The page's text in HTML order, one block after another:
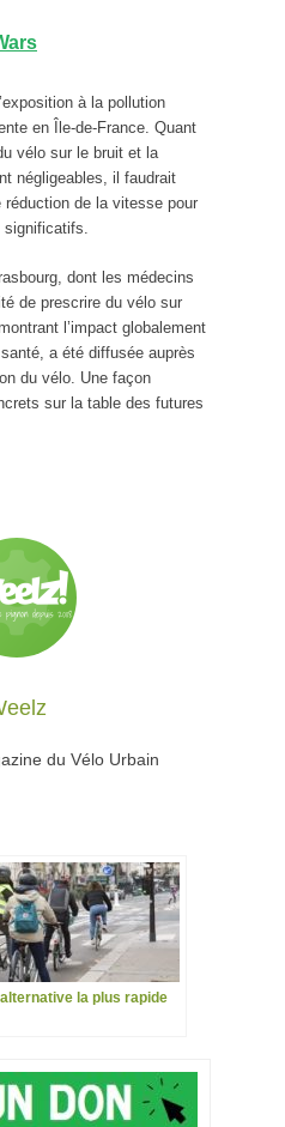
à la pollution
en Île-de-France. Quant
vélo sur le bruit et la
négligeables, il faudrait
réduction de la vitesse pour
significatifs.
dont les médecins
de prescrire du vélo sur
l’impact globalement
a été diffusée auprès
du vélo. Une façon
sur la table des futures
du Vélo Urbain
la plus rapide